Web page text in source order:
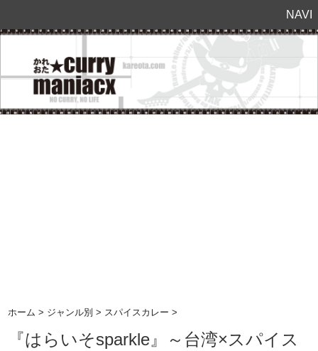
NAVI
ホーム > ジャンル別 > スパイスカレー >
『はらいそsparkle』～台湾×スパイス